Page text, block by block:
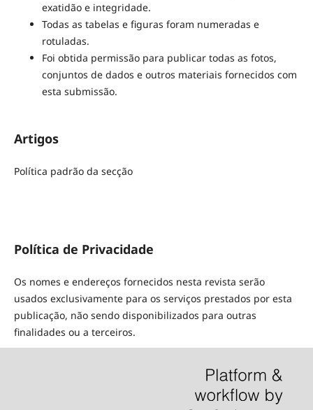
exatidão e integridade.
Todas as tabelas e figuras foram numeradas e
rotuladas.
Foi obtida permissão para publicar todas as fotos,
conjuntos de dados e outros materiais fornecidos com
esta submissão.
Artigos
Política padrão da secção
Política de Privacidade
Os nomes e endereços fornecidos nesta revista serão
usados exclusivamente para os serviços prestados por esta
publicação, não sendo disponibilizados para outras
finalidades ou a terceiros.